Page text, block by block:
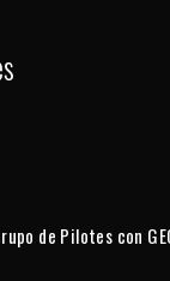
de Pilotes con